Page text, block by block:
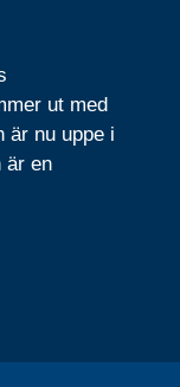
ut med
är nu uppe i
är en